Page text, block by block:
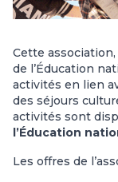
Cette
de l’Éducation
activités en lien
des séjours
activités sont
l’Éducation
Les offres de